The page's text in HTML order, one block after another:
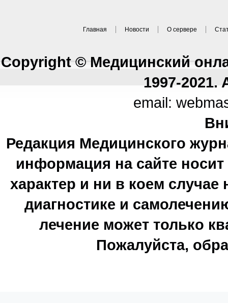
Главная Новости О сервере
Copyright © Медицинский
1997-2021.
email:
Редакция Медицинского
информация на сайте
характер и ни в коем
диагностике и
лечение может только
Пожалуйста,